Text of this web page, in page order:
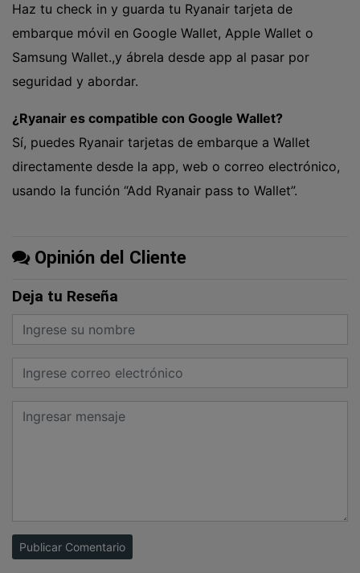
Haz tu check in y guarda tu Ryanair tarjeta de
embarque móvil en Google Wallet, Apple Wallet o
Samsung Wallet.,y ábrela desde app al pasar por
seguridad y abordar.
¿Ryanair es compatible con Google Wallet?
Sí, puedes Ryanair tarjetas de embarque a Wallet
directamente desde la app, web o correo electrónico,
usando la función “Add Ryanair pass to Wallet”.
Opinión del Cliente
Deja tu Reseña
Publicar Comentario